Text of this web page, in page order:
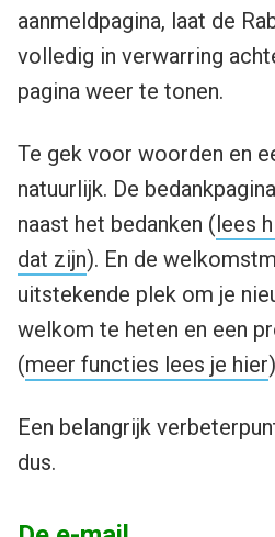
aanmeldpagina, laat de
volledig in verwarring
pagina weer te tonen.
Te gek voor woorden en
natuurlijk. De
naast het bedanken (lees
dat zijn). En de
uitstekende plek om je
welkom te heten en een
(meer functies lees je hier
Een belangrijk
dus.